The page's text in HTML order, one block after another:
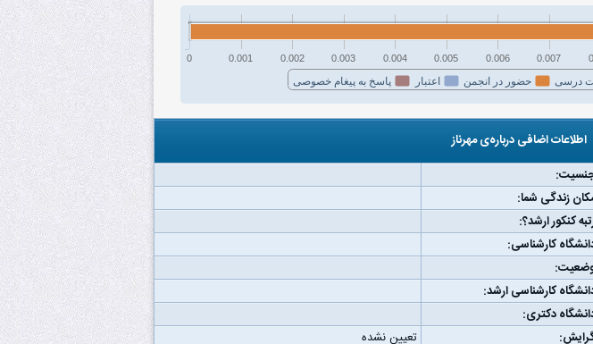
درسی حضور در انجمن اعتبار پاسخ به پیغام خصوصی
0 0.001 0.002 0.003 0.004 0.005 0.006 0.007
اطلاعات اضافی درباره‌ی مهرناز
زندگی شما:
کنکور ارشد؟:
کارشناسی:
کارشناسی ارشد:
دکتری:
تعیین نشده